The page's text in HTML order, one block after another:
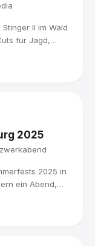
II im Wald
für Jagd,
2025
2025 in
ein Abend,